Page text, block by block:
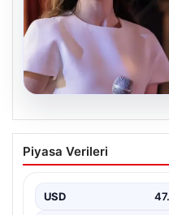
05.08.2026
‘Yeraltı’
duyurusunda
Piyasa Verileri
USD